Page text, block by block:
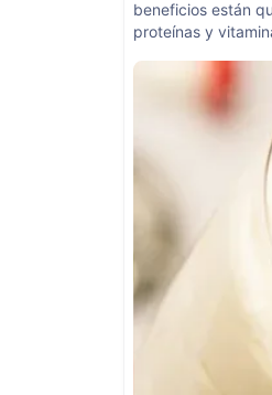
beneficios están
proteínas y